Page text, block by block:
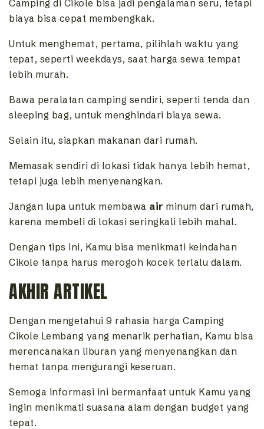
Camping di Cikole bisa jadi pengalaman seru, tetapi
biaya bisa cepat membengkak.
Untuk menghemat, pertama, pilihlah waktu yang
tepat, seperti weekdays, saat harga sewa tempat
lebih murah.
Bawa peralatan camping sendiri, seperti tenda dan
sleeping bag, untuk menghindari biaya sewa.
Selain itu, siapkan makanan dari rumah.
Memasak sendiri di lokasi tidak hanya lebih hemat,
tetapi juga lebih menyenangkan.
Jangan lupa untuk membawa air minum dari rumah,
karena membeli di lokasi seringkali lebih mahal.
Dengan tips ini, Kamu bisa menikmati keindahan
Cikole tanpa harus merogoh kocek terlalu dalam.
AKHIR ARTIKEL
Dengan mengetahui 9 rahasia harga Camping
Cikole Lembang yang menarik perhatian, Kamu bisa
merencanakan liburan yang menyenangkan dan
hemat tanpa mengurangi keseruan.
Semoga informasi ini bermanfaat untuk Kamu yang
ingin menikmati suasana alam dengan budget yang
tepat.